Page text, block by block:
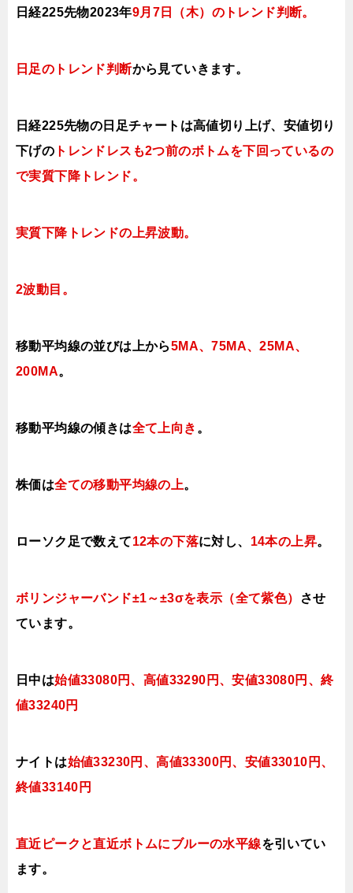
日経225先物2023年9月7 日（木） のトレンド判断。
日足のトレンド判断から見ていきます。
日経225先物の日足チャートは高値切り上げ、安値切り
下げの トレンドレスも2つ前のボトムを下回っているの
で実質下降トレンド。
実質下降トレンドの上昇波動。
2波動目。
移動平均線の並びは上から5MA、75MA、25MA、
200MA。
移動平均線の傾きは全て上向き 。
株価は全ての移動平均線の上。
ローソク足で数えて12本の下落に対し、 14本の上昇。
ボリンジャーバンド±1～±3σを表示（全て紫色）
させ
ています。
日中は始値33080円、高値33290円、安値33080円、終
値33240円
ナイトは始値33230円、高値33300円、安値33010 円、
終値33140 円
直近ピークと直近ボトムにブルーの水平線を引いてい
ます。